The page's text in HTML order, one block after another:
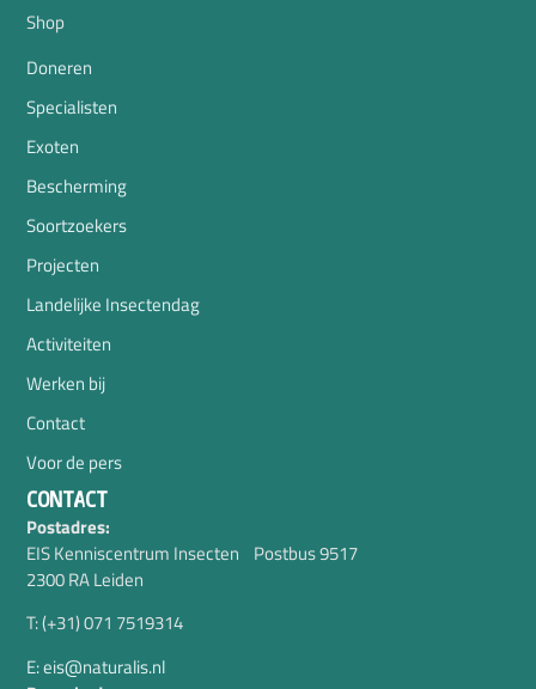
Shop
Doneren
Specialisten
Exoten
Bescherming
Soortzoekers
Projecten
Landelijke Insectendag
Activiteiten
Werken bij
Contact
Voor de pers
CONTACT
Postadres:
EIS Kenniscentrum Insecten Postbus 9517
2300 RA Leiden
T: (+31) 071 7519314
E: eis@naturalis.nl